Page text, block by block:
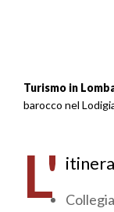
pane
Turismo in
barocco nel
L'